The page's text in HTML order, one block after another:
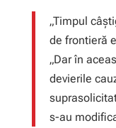
„Timpul
de frontieră
„Dar în
devierile
s-au